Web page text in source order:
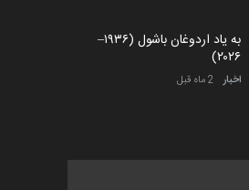
به یاد اردوغان باشول (۱۹۳۶–
۲۰۲۶)
اخبار 2 ماه قبل
رویداد کارگاهی کارتون و پوستر